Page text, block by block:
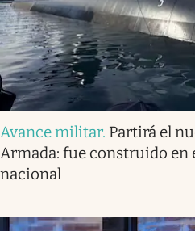
Avance militar. Partirá el
Armada: fue construido en
nacional